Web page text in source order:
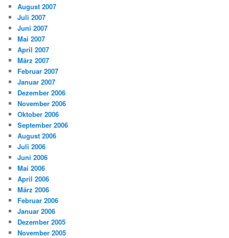
August 2007
Juli 2007
Juni 2007
Mai 2007
April 2007
März 2007
Februar 2007
Januar 2007
Dezember 2006
November 2006
Oktober 2006
September 2006
August 2006
Juli 2006
Juni 2006
Mai 2006
April 2006
März 2006
Februar 2006
Januar 2006
Dezember 2005
November 2005